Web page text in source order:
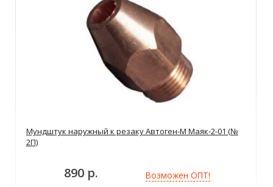
Мундштук наружный к резаку Автоген-М Маяк-2-01 (№
2П)
890 р. Возможен ОПТ!